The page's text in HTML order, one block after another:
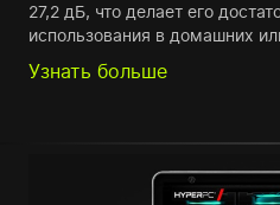
27,2 дБ, что делает его
использования в домашних
Узнать больше